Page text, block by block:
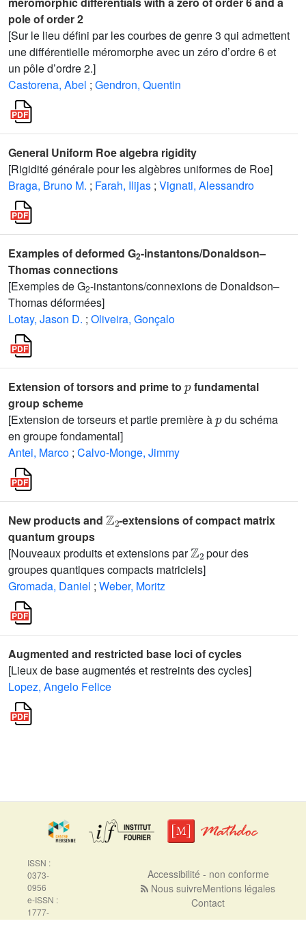
pole of order 2
[Sur le lieu défini par les courbes de genre 3 qui admettent
une différentielle méromorphe avec un zéro d’ordre 6 et
un pôle d’ordre 2.]
Castorena, Abel ; Gendron, Quentin
General Uniform Roe algebra rigidity
[Rigidité générale pour les algèbres uniformes de Roe]
Braga, Bruno M. ; Farah, Ilijas ; Vignati, Alessandro
Examples of deformed G2-instantons/Donaldson–
Thomas connections
[Exemples de G2-instantons/connexions de Donaldson–
Thomas déformées]
Lotay, Jason D. ; Oliveira, Gonçalo
Extension of torsors and prime to
fundamental
group scheme
[Extension de torseurs et partie première à du schéma
en groupe fondamental]
Antei, Marco ; Calvo-Monge, Jimmy
New products and
-extensions of compact matrix
quantum groups
[Nouveaux produits et extensions par
pour des
groupes quantiques compacts matriciels]
Gromada, Daniel ; Weber, Moritz
Augmented and restricted base loci of cycles
[Lieux de base augmentés et restreints des cycles]
Lopez, Angelo Felice
ISSN :
0373-
0956
e-ISSN :
1777-
Accessibilité - non conforme
Nous suivreMentions légales
Contact